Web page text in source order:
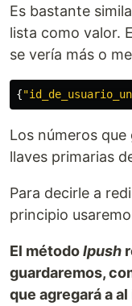
Es bastante
lista como valor.
se vería más o
{"
Los números
llaves primarias
Para decirle a
principio
El métodolpush
guardaremos,
que agregará a